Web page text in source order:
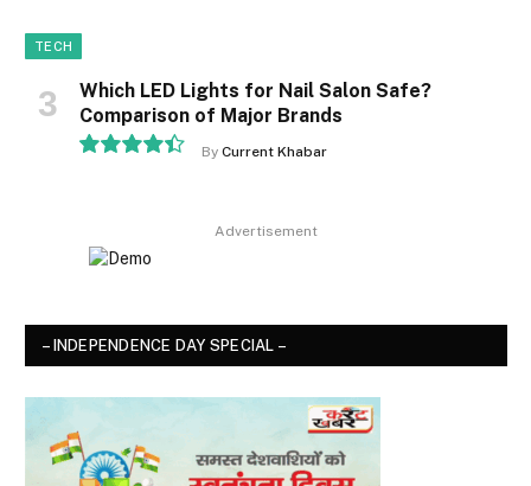
TECH
Which LED Lights for Nail Salon Safe?
Comparison of Major Brands
By Current Khabar
Advertisement
– INDEPENDENCE DAY SPECIAL –